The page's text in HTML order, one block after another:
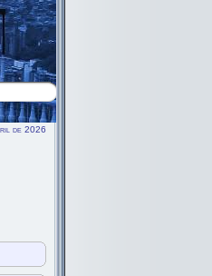
de 2026